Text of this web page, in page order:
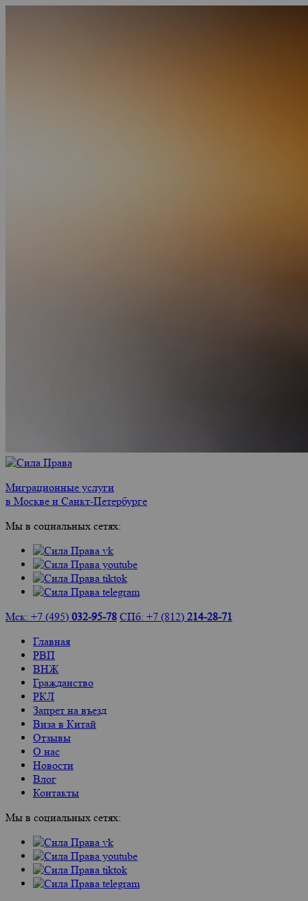
Миграционные услуги
в Москве и Санкт-Петербурге
Мы в социальных сетях:
Мск: +7 (495) 032-95-78 СПб: +7 (812) 214-28-71
Главная
РВП
ВНЖ
Гражданство
РКЛ
Запрет на въезд
Виза в Китай
Отзывы
О нас
Новости
Влог
Контакты
Мы в социальных сетях: